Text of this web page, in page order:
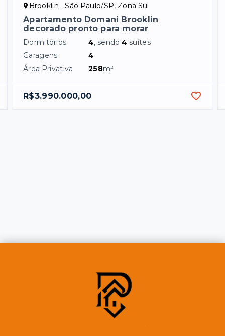
Brooklin - São Paulo/SP, Zona Sul
Apartamento Domani Brooklin
decorado pronto para morar
Dormitórios 4, sendo4 suítes
Garagens
4
Área Privativa
258m²
R$3.990.000,00